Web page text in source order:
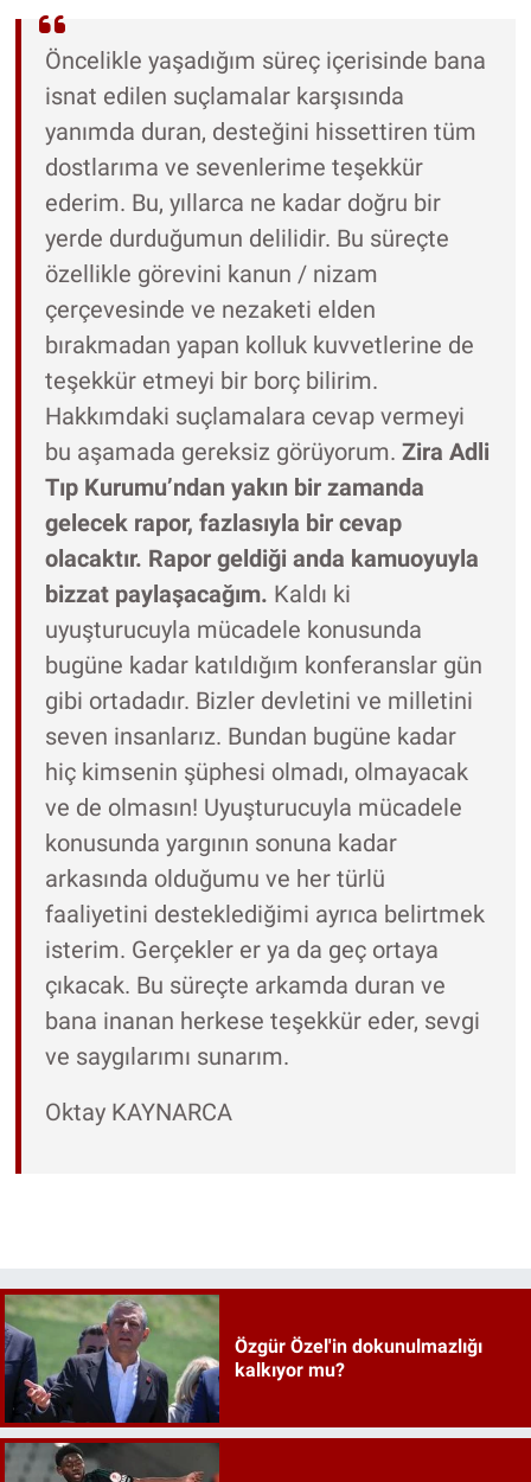
Öncelikle yaşadığım süreç içerisinde bana
isnat edilen suçlamalar karşısında
yanımda duran, desteğini hissettiren tüm
dostlarıma ve sevenlerime teşekkür
ederim. Bu, yıllarca ne kadar doğru bir
yerde durduğumun delilidir. Bu süreçte
özellikle görevini kanun / nizam
çerçevesinde ve nezaketi elden
bırakmadan yapan kolluk kuvvetlerine de
teşekkür etmeyi bir borç bilirim.
Hakkımdaki suçlamalara cevap vermeyi
bu aşamada gereksiz görüyorum. Zira Adli
Tıp Kurumu’ndan yakın bir zamanda
gelecek rapor, fazlasıyla bir cevap
olacaktır. Rapor geldiği anda kamuoyuyla
bizzat paylaşacağım. Kaldı ki
uyuşturucuyla mücadele konusunda
bugüne kadar katıldığım konferanslar gün
gibi ortadadır. Bizler devletini ve milletini
seven insanlarız. Bundan bugüne kadar
hiç kimsenin şüphesi olmadı, olmayacak
ve de olmasın! Uyuşturucuyla mücadele
konusunda yargının sonuna kadar
arkasında olduğumu ve her türlü
faaliyetini desteklediğimi ayrıca belirtmek
isterim. Gerçekler er ya da geç ortaya
çıkacak. Bu süreçte arkamda duran ve
bana inanan herkese teşekkür eder, sevgi
ve saygılarımı sunarım.
Oktay KAYNARCA
Özgür Özel'in dokunulmazlığı
kalkıyor mu?